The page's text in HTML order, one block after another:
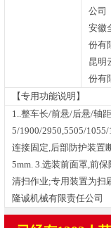
公司
安徽
份有
昆明
份有
【专用功能说明】
1..整车长/前悬/后悬/轴
5/1900/2950,5505/
连接固定,后部防护装置
5mm. 3.选装前面罩,前
清扫作业;专用装置为扫
隆诚机械有限责任公司